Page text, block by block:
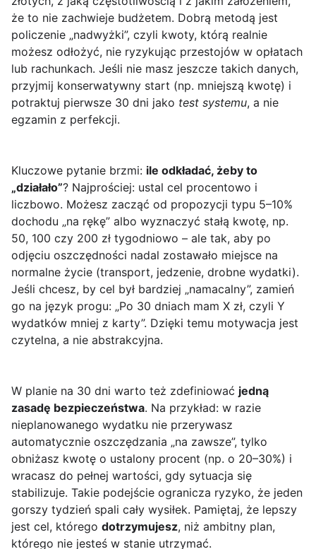
że to nie zachwieje budżetem. Dobrą metodą jest
policzenie „nadwyżki”, czyli kwoty, którą realnie
możesz odłożyć, nie ryzykując przestojów w opłatach
lub rachunkach. Jeśli nie masz jeszcze takich danych,
przyjmij konserwatywny start (np. mniejszą kwotę) i
potraktuj pierwsze 30 dni jako test systemu, a nie
egzamin z perfekcji.
Kluczowe pytanie brzmi: ile odkładać, żeby to
„działało”? Najprościej: ustal cel procentowo i
liczbowo. Możesz zacząć od propozycji typu 5–10%
dochodu „na rękę” albo wyznaczyć stałą kwotę, np.
50, 100 czy 200 zł tygodniowo – ale tak, aby po
odjęciu oszczędności nadal zostawało miejsce na
normalne życie (transport, jedzenie, drobne wydatki).
Jeśli chcesz, by cel był bardziej „namacalny”, zamień
go na język progu: „Po 30 dniach mam X zł, czyli Y
wydatków mniej z karty”. Dzięki temu motywacja jest
czytelna, a nie abstrakcyjna.
W planie na 30 dni warto też zdefiniować jedną
zasadę bezpieczeństwa. Na przykład: w razie
nieplanowanego wydatku nie przerywasz
automatycznie oszczędzania „na zawsze”, tylko
obniżasz kwotę o ustalony procent (np. o 20–30%) i
wracasz do pełnej wartości, gdy sytuacja się
stabilizuje. Takie podejście ogranicza ryzyko, że jeden
gorszy tydzień spali cały wysiłek. Pamiętaj, że lepszy
jest cel, którego dotrzymujesz, niż ambitny plan,
którego nie jesteś w stanie utrzymać.